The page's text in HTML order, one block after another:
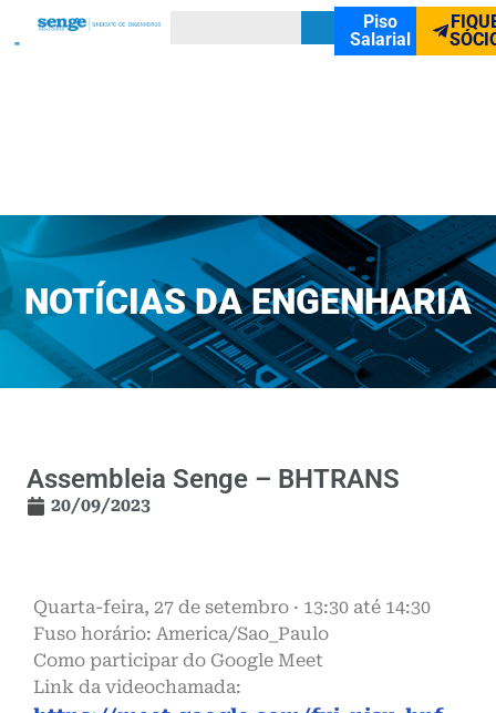
Piso
Salarial
NOTÍCIAS DA ENGENHARIA
Assembleia Senge – BHTRANS
20/09/2023
Quarta-feira, 27 de setembro · 13:30 até 14:30
Fuso horário: America/Sao_Paulo
Como participar do Google Meet
Link da videochamada: